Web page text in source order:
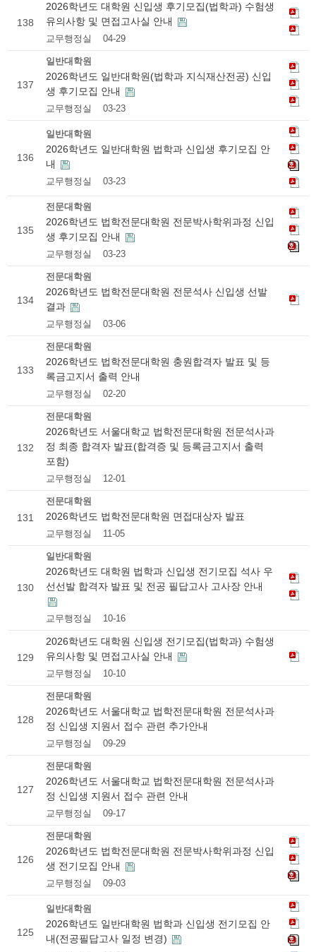
138
2026학년도 대학원 신입생 후기모집(법학과) 수험생
유의사항 및 면접고사실 안내
교무행정실 04-29
137
일반대학원
2026학년도 일반대학원(법학과 지식재산전공) 신입
생 후기모집 안내
교무행정실 03-23
136
일반대학원
2026학년도 일반대학원 법학과 신입생 후기모집 안
내
교무행정실 03-23
135
전문대학원
2026학년도 법학전문대학원 전문박사학위과정 신입
생 후기모집 안내
교무행정실 03-23
134
전문대학원
2026학년도 법학전문대학원 전문석사 신입생 선발
결과
교무행정실 03-06
133
전문대학원
2026학년도 법학전문대학원 충원합격자 발표 및 등
록금고지서 출력 안내
교무행정실 02-20
132
전문대학원
2026학년도 서울대학교 법학전문대학원 전문석사과
정 최종 합격자 발표(합격증 및 등록금고지서 출력
포함)
교무행정실 12-01
131
전문대학원
2026학년도 법학전문대학원 면접대상자 발표
교무행정실 11-05
130
일반대학원
2026학년도 대학원 법학과 신입생 전기모집 석사 우
선선발 합격자 발표 및 전공 필답고사 고사장 안내
교무행정실 10-16
129
2026학년도 대학원 신입생 전기모집(법학과) 수험생
유의사항 및 면접고사실 안내
교무행정실 10-10
128
전문대학원
2026학년도 서울대학교 법학전문대학원 전문석사과
정 신입생 지원서 접수 관련 추가안내
교무행정실 09-29
127
전문대학원
2026학년도 서울대학교 법학전문대학원 전문석사과
정 신입생 지원서 접수 관련 안내
교무행정실 09-17
126
전문대학원
2026학년도 법학전문대학원 전문박사학위과정 신입
생 전기모집 안내
교무행정실 09-03
125
일반대학원
2026학년도 일반대학원 법학과 신입생 전기모집 안
내(전공필답고사 일정 변경)